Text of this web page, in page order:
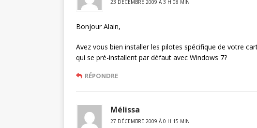
23 DÉCEMBRE 2009 À 3 H 08 MIN
Bonjour Alain,
Avez vous bien installer les pilotes spécifique de votre
qui se pré-installent par défaut avec Windows 7?
RÉPONDRE
Mélissa
27 DÉCEMBRE 2009 À 0 H 15 MIN